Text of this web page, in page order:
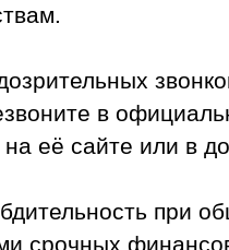
в
её сайте или в
при
срочных